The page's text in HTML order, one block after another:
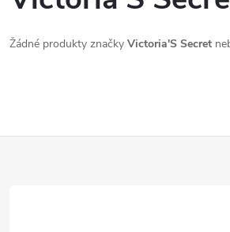
Žádné produkty značky Victoria'S Secret